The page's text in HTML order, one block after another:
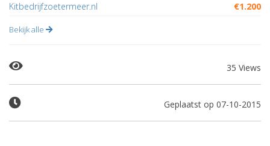
Kitbedrijfzoetermeer.nl
€1.200
Bekijk alle
35 Views
Geplaatst op 07-10-2015